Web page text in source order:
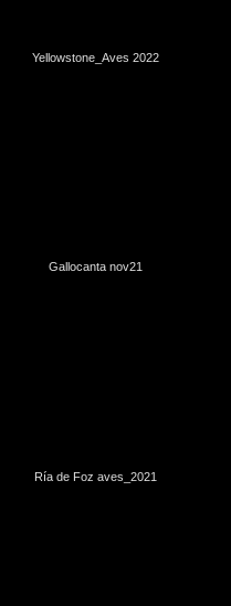
Yellowstone_Aves 2022
Gallocanta nov21
Ría de Foz aves_2021